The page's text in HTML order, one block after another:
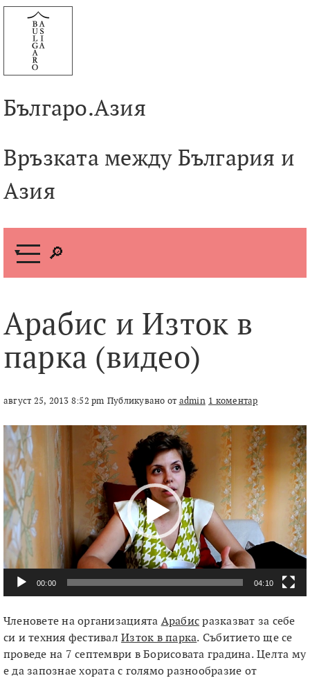
Към
съдържанието
Българо.Азия
Връзката между България и
Азия
М
н
Арабис и Изток в
парка (видео)
август 25, 2013 8:52 pm Публикувано от admin 1 коментар
Видео
00:00 04:10
Членовете на организацията Арабис разказват за себе
си и техния фестивалИзток в парка. Събитието ще се
проведе на 7 септември в Борисовата градина. Целта му
е да запознае хората с голямо разнообразие от